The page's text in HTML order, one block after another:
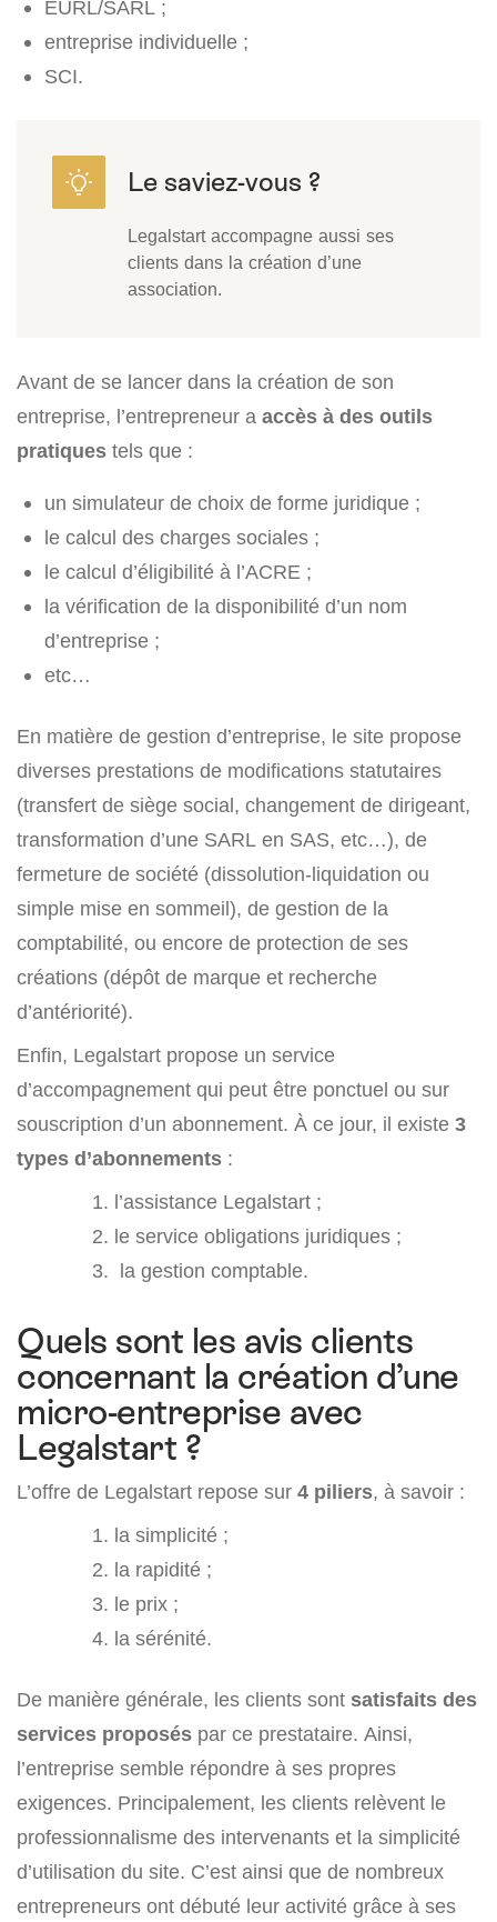
EURL/SARL ;
entreprise individuelle ;
SCI.
Legalstart accompagne aussi ses
clients dans la création d’une
association.
Avant de se lancer dans la création de son
entreprise, l’entrepreneur a accès à des outils
pratiques tels que :
un simulateur de choix de forme juridique ;
le calcul des charges sociales ;
le calcul d’éligibilité à l’ACRE ;
la vérification de la disponibilité d’un nom
d’entreprise ;
etc…
En matière de gestion d’entreprise, le site propose
diverses prestations de modifications statutaires
(transfert de siège social, changement de dirigeant,
transformation d’une SARL en SAS, etc…), de
fermeture de société (dissolution-liquidation ou
simple mise en sommeil), de gestion de la
comptabilité, ou encore de protection de ses
créations (dépôt de marque et recherche
d’antériorité).
Enfin, Legalstart propose un service
d’accompagnement qui peut être ponctuel ou sur
souscription d’un abonnement. À ce jour, il existe 3
types d’abonnements :
l’assistance Legalstart ;
le service obligations juridiques ;
la gestion comptable.
Quels sont les avis clients
concernant la création d’une
micro-entreprise avec
Legalstart ?
L’offre de Legalstart repose sur 4 piliers, à savoir :
la simplicité ;
la rapidité ;
le prix ;
la sérénité.
De manière générale, les clients sont satisfaits des
services proposés par ce prestataire. Ainsi,
l’entreprise semble répondre à ses propres
exigences. Principalement, les clients relèvent le
professionnalisme des intervenants et la simplicité
d’utilisation du site. C’est ainsi que de nombreux
entrepreneurs ont débuté leur activité grâce à ses